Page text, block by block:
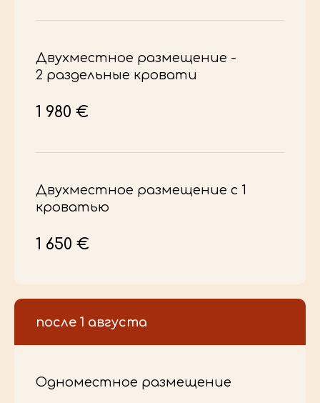
Двухместное размещение -
2 раздельные кровати
1 980 €
Двухместное размещение с 1
кроватью
1 650 €
после 1 августа
Одноместное размещение